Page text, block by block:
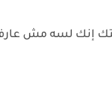
إنك لسه مش عارفه